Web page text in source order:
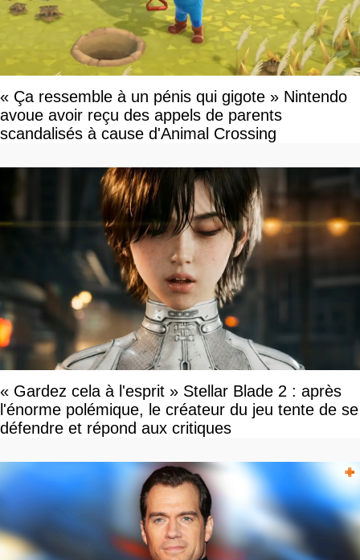
« Ça ressemble à un pénis qui gigote » Nintendo
avoue avoir reçu des appels de parents
scandalisés à cause d'Animal Crossing
« Gardez cela à l'esprit » Stellar Blade 2 : après
l'énorme polémique, le créateur du jeu tente de se
défendre et répond aux critiques